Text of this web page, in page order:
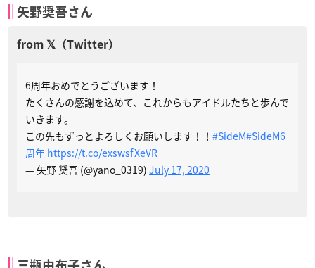
矢野奨吾さん
6周年おめでとうございます！
たくさんの感謝を込めて、これからもアイドルたちと歩んで
いきます。
この先もずっとよろしくお願いします！！ #SideM#SideM6
周年 https://t.co/exswsfXeVR
— 矢野 奨吾 (@yano_0319) July 17, 2020
三瓶由布子さん